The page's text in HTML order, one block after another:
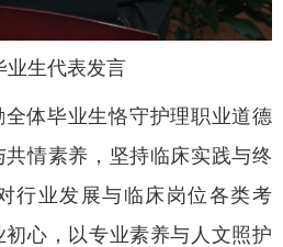
业生代表发言
体毕业生恪守护理职业道德
情素养，坚持临床实践与终
行业发展与临床岗位各类考
心，以专业素养与人文照护